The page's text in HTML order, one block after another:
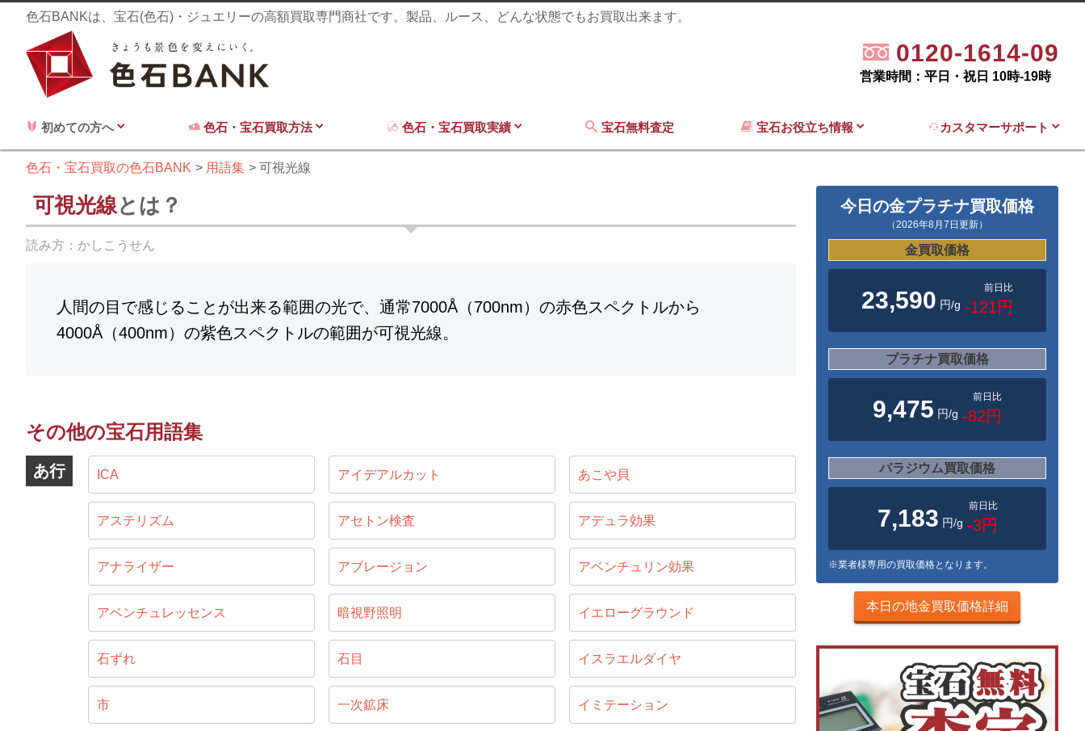
色石BANKは、宝石(色石)・ジュエリーの高額買取専門商社です。製品、ルース、どんな状態でもお買取出来ます。
0120-1614-09
営業時間：平日・祝日 10時-19時
初めての方へ 色石・宝石買取方法 色石・宝石買取実績 宝石無料査定 宝石お役立ち情報 カスタマーサポート
色石・宝石買取の色石BANK 用語集 可視光線
可視光線とは？
読み方： かしこうせん
人間の目で感じることが出来る範囲の光で、通常7000Å（700nm）の赤色スペクトルから
4000Å（400nm）の紫色スペクトルの範囲が可視光線。
その他の宝石用語集
あ行 ICA アイデアルカット あこや貝
アステリズム アセトン検査 アデュラ効果
アナライザー アブレージョン アベンチュリン効果
アベンチュレッセンス 暗視野照明 イエローグラウンド
石ずれ 石目 イスラエルダイヤ
市 一次鉱床 イミテーション
今日の金プラチナ買取価格
（2026年8月7日更新）
金買取価格
23,590 円/g
前日比
-121円
プラチナ買取価格
9,475 円/g
前日比
-82円
パラジウム買取価格
7,183 円/g
前日比
-3円
※業者様専用の買取価格となります。
本日の地金買取価格詳細